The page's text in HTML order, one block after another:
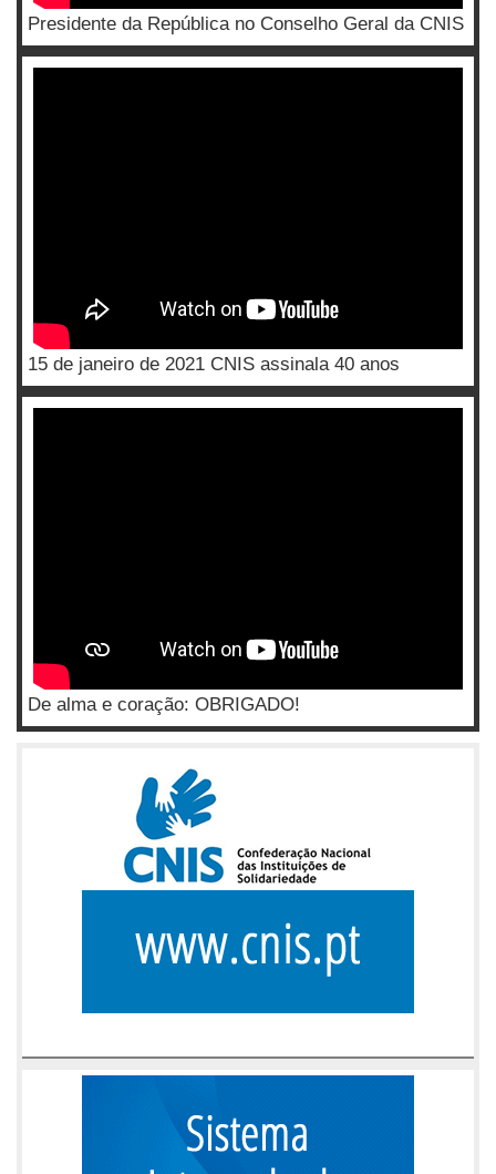
Presidente da República no Conselho Geral da CNIS
15 de janeiro de 2021 CNIS assinala 40 anos
De alma e coração: OBRIGADO!